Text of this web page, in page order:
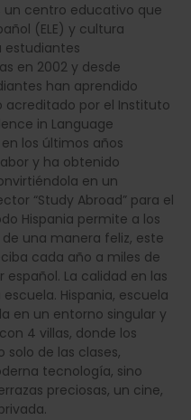
un centro educativo que
(ELE) y cultura
estudiantes
en 2002 y desde
han aprendido
acreditado por el Instituto
in Language
los últimos años
y ha obtenido
en un
“Study Abroad” para el
Hispania permite a los
una manera feliz, este
cada año a miles de
La calidad en las
Hispania, escuela
en un entorno singular y
4 villas, donde los
de las clases,
tecnología, sino
preciosas, un cine,